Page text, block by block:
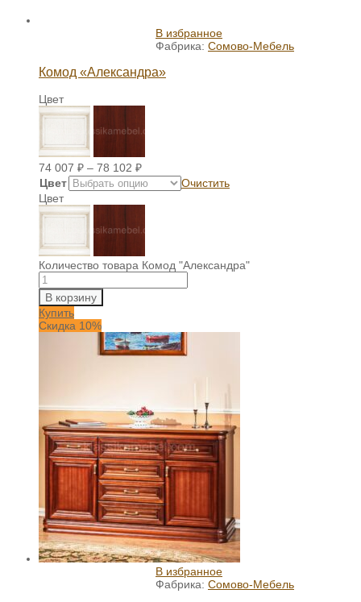
В избранное
Фабрика: Сомово-Мебель
Комод «Александра»
Цвет
74 007 ₽ – 78 102 ₽
Цвет
Очистить
Цвет
Количество товара Комод "Александра"
В корзину
Купить
Скидка 10%
В избранное
Фабрика: Сомово-Мебель